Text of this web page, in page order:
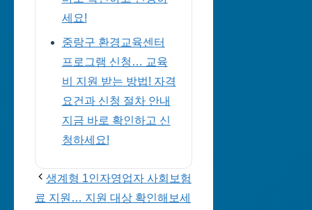
세요!
중랑구 환경교육센터
프로그램 신청… 교육
비 지원 받는 방법! 자격
요건과 신청 절차 안내
지금 바로 확인하고 신
청하세요!
생계형 1인자영업자 사회보험
료 지원… 지원 대상 확인해보세